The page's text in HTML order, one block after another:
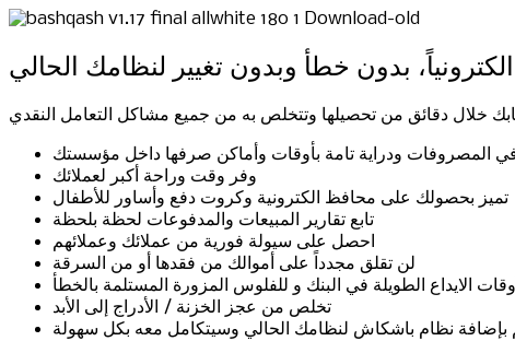
بدون خطأ وبدون تغيير لنظامك الحالي
خلال دقائق من تحصيلها وتتخلص به من جميع مشاكل التعامل النقدي
المصروفات ودراية تامة بأوقات وأماكن صرفها داخل مؤسستك
وفر وقت وراحة أكبر لعملائك
تميز بحصولك على محافظ الكترونية وكروت دفع وأساور للأطفال
تابع تقارير المبيعات والمدفوعات لحظة بلحظة
احصل على سيولة فورية من عملائك وعملائهم
لن تقلق مجدداً على أموالك من فقدها أو من السرقة
الايداع الطويلة في البنك و للفلوس المزورة المستلمة بالخطأ
تخلص من عجز الخزنة / الأدراج إلى الأبد
بإضافة نظام باشكاش لنظامك الحالي وسيتكامل معه بكل سهولة